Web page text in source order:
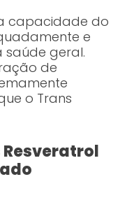
capacidade do
e
geral.
de
o Trans